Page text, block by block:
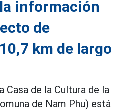
información
de
km de largo
Casa de la Cultura de la
de Nam Phu) está